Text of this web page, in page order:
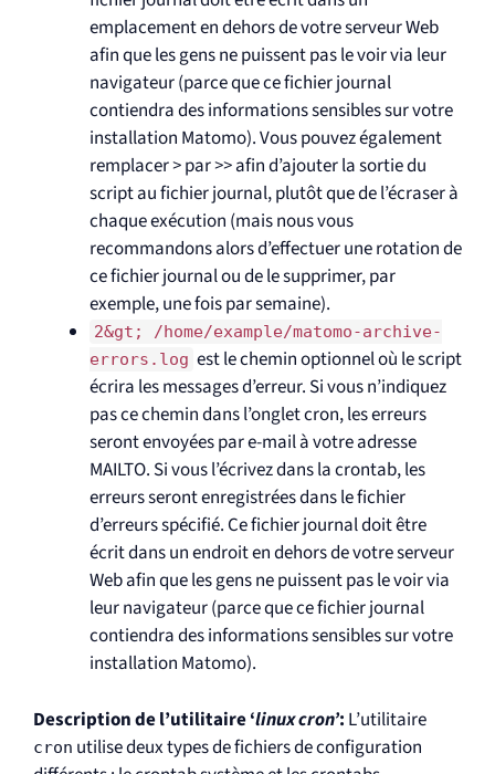
emplacement en dehors de votre serveur Web
afin que les gens ne puissent pas le voir via leur
navigateur (parce que ce fichier journal
contiendra des informations sensibles sur votre
installation Matomo). Vous pouvez également
remplacer>par>>afin d’ajouter la sortie du
script au fichier journal, plutôt que de l’écraser à
chaque exécution (mais nous vous
recommandons alors d’effectuer une rotation de
ce fichier journal ou de le supprimer, par
exemple, une fois par semaine).
2&gt; /home/example/matomo-archive-
errors.log est le chemin optionnel où le script
écrira les messages d’erreur. Si vous n’indiquez
pas ce chemin dans l’onglet cron, les erreurs
seront envoyées par e-mail à votre adresse
MAILTO. Si vous l’écrivez dans la crontab, les
erreurs seront enregistrées dans le fichier
d’erreurs spécifié. Ce fichier journal doit être
écrit dans un endroit en dehors de votre serveur
Web afin que les gens ne puissent pas le voir via
leur navigateur (parce que ce fichier journal
contiendra des informations sensibles sur votre
installation Matomo).
Description de l’utilitaire ‘linux cron’: L’utilitaire
cron utilise deux types de fichiers de configuration